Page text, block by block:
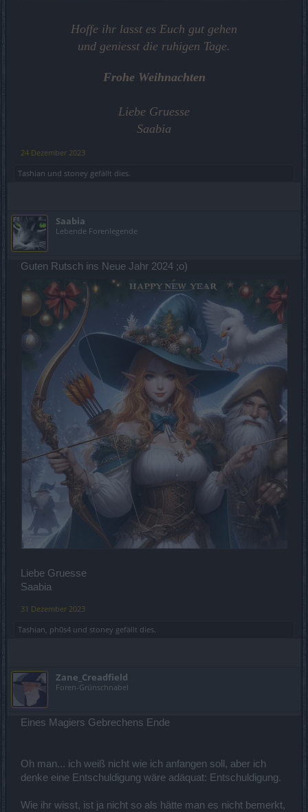
Hoffe ihr lasst es Euch gut gehen
und geniesst die ruhigen Tage.
Frohe Weihnachten
Liebe Gruesse
Saabia
24 Dezember 2023
Tashian und stoney gefällt dies.
Saabia
Lebende Forenlegende
Guten Rutsch ins Neue Jahr 2024 ;o)
Liebe Gruesse
Saabia
31 Dezember 2023
Tashian, ph0s4 und stoney gefällt dies.
Zane_Creadfield
Foren-Grünschnabel
Eines Magiers Gebrechens Ende
Oh man... ich weiß nicht wie ich anfangen soll, aber ich
denke eine Entschuldigung wäre adäquat: Entschuldigung.
Wie ihr wisst, ist ja nicht so als hätte man es nicht bemerkt,